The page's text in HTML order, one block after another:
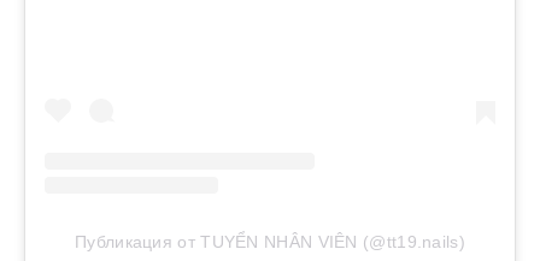
Публикация от TUYỂN NHÂN VIÊN (@tt19.nails)